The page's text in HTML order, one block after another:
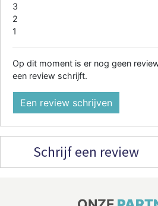
3
2
1
Op dit moment is er nog geen
een review schrijft.
Een review schrijven
Schrijf een review